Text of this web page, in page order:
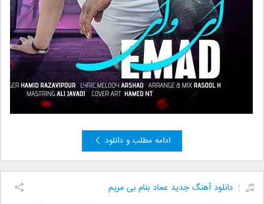
ادامه مطلب و دانلود
دانلود آهنگ جدید عماد بنام بی مریم